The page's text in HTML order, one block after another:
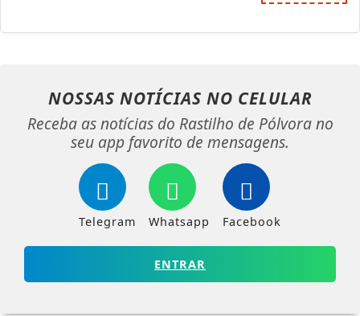
NOSSAS NOTÍCIAS NO CELULAR
Receba as notícias do Rastilho de Pólvora no
seu app favorito de mensagens.
Telegram Whatsapp Facebook
ENTRAR